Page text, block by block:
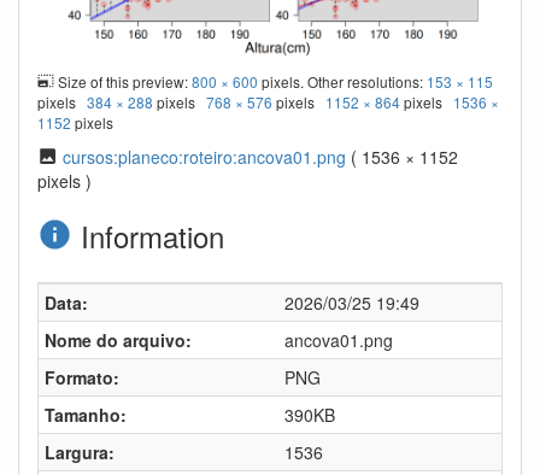
Size of this preview:800 × 600 pixels. Other resolutions: 153 × 115
pixels 384 × 288 pixels 768 × 576 pixels 1152 × 864pixels 1536 ×
1152 pixels
cursos:planeco:roteiro:ancova01.png ( 1536 × 1152
pixels )
Information
Data:
2026/03/25 19:49
Nome do arquivo:
ancova01.png
Formato:
PNG
Tamanho:
390KB
Largura:
1536